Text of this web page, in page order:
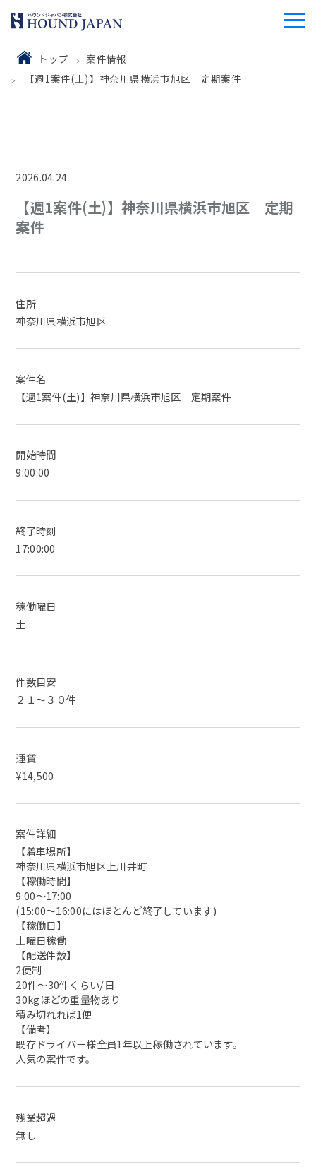
トップ
案件情報
【週1案件(土)】神奈川県横浜市旭区 定期案件
2026.04.24
【週1案件(土)】神奈川県横浜市旭区 定期
案件
住所
神奈川県横浜市旭区
案件名
【週1案件(土)】神奈川県横浜市旭区 定期案件
開始時間
9:00:00
終了時刻
17:00:00
稼働曜日
土
件数目安
２１～３０件
運賃
¥14,500
案件詳細
【着車場所】
神奈川県横浜市旭区上川井町
【稼働時間】
9:00〜17:00
(15:00〜16:00にはほとんど終了しています)
【稼働日】
土曜日稼働
【配送件数】
2便制
20件〜30件くらい/日
30kgほどの重量物あり
積み切れれば1便
【備考】
既存ドライバー様全員1年以上稼働されています。
人気の案件です。
残業超過
無し